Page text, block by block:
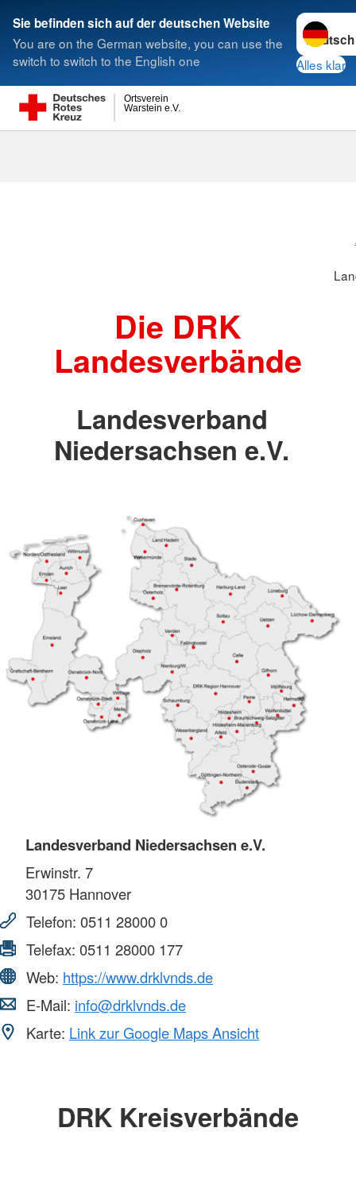
Sie befinden sich auf der deutschen Website
You are on the German website, you can use the
switch to switch to the English one
Sprache
Alles klar
Warstein e.V.
Ortsverein
Suche
Die DRK
Landesverbände
Landesverband
Niedersachsen e.V.
Landesverband Niedersachsen e.V.
Erwinstr. 7
30175 Hannover
Telefon: 0511 28000 0
Telefax: 0511 28000 177
Web: https://www.drklvnds.de
E-Mail: info@drklvnds.de
Karte: Link zur Google Maps Ansicht
DRK Kreisverbände